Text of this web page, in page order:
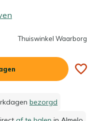
Thuiswinkel Waarborg
bezorgd